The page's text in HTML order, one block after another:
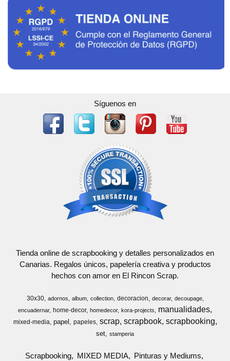
Síguenos en
Tienda online de scrapbooking y detalles personalizados en
Canarias. Regalos únicos, papelería creativa y productos
hechos con amor en El Rincon Scrap.
30x30 adornos album collection decoracion decorar
decoupage
encuadernar
home-decor homedecor kora-projects manualidades
mixed-media papel papeles scrap scrapbook scrapbooking
set stamperia
Scrapbooking MIXED MEDIA
Pinturas y Mediums